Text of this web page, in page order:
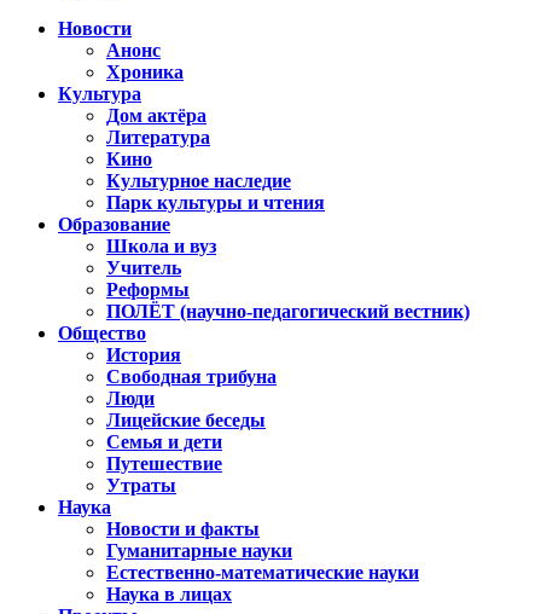
Новости
Анонс
Хроника
Культура
Дом актёра
Литература
Кино
Культурное наследие
Парк культуры и чтения
Образование
Школа и вуз
Учитель
Реформы
ПОЛЁТ (научно-педагогический вестник)
Общество
История
Свободная трибуна
Люди
Лицейские беседы
Семья и дети
Путешествие
Утраты
Наука
Новости и факты
Гуманитарные науки
Естественно-математические науки
Наука в лицах